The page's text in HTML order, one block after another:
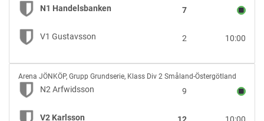
Handelsbanken
vs
V1
Gustavsson
N1 Handelsbanken 7
V1 Gustavsson 10:00
2
N2
Arfwidsson
vs
V2
Arena JÖNKÖP, Grupp Grundserie, Klass Div 2 Småland-Östergötland
N2 Arfwidsson 9
V2 Karlsson